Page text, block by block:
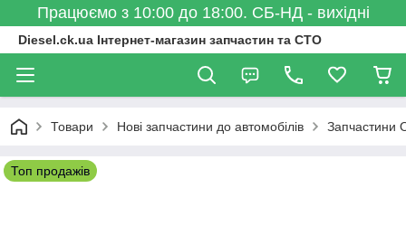
Працюємо з 10:00 до 18:00. СБ-НД - вихідні
Diesel.ck.ua Інтернет-магазин запчастин та СТО
Товари Нові запчастини до автомобілів Запчастини
Топ продажів